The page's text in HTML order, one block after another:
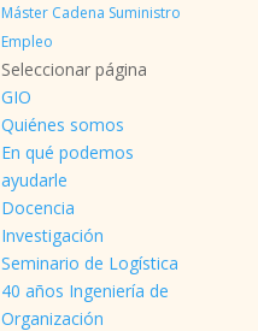
Máster Cadena Suministro
Empleo
Seleccionar página
GIO
Quiénes somos
En qué podemos
ayudarle
Docencia
Investigación
Seminario de Logística
40 años Ingeniería de
Organización